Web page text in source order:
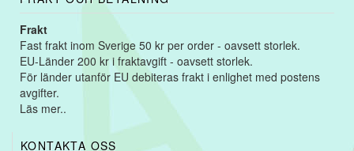
Frakt
Fast frakt inom Sverige 50 kr per order - oavsett storlek.
EU-Länder 200 kr i fraktavgift - oavsett storlek.
För länder utanför EU debiteras frakt i enlighet med postens
avgifter.
Läs mer..
KONTAKTA OSS